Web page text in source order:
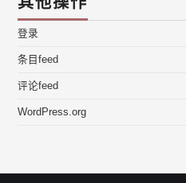
登录
条目feed
评论feed
WordPress.org